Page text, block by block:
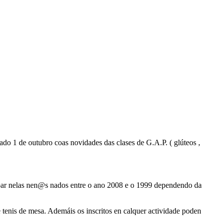
1 de outubro coas novidades das clases de G.A.P. ( glúteos ,
nen@s nados entre o ano 2008 e o 1999 dependendo da
de mesa. Ademáis os inscritos en calquer actividade poden